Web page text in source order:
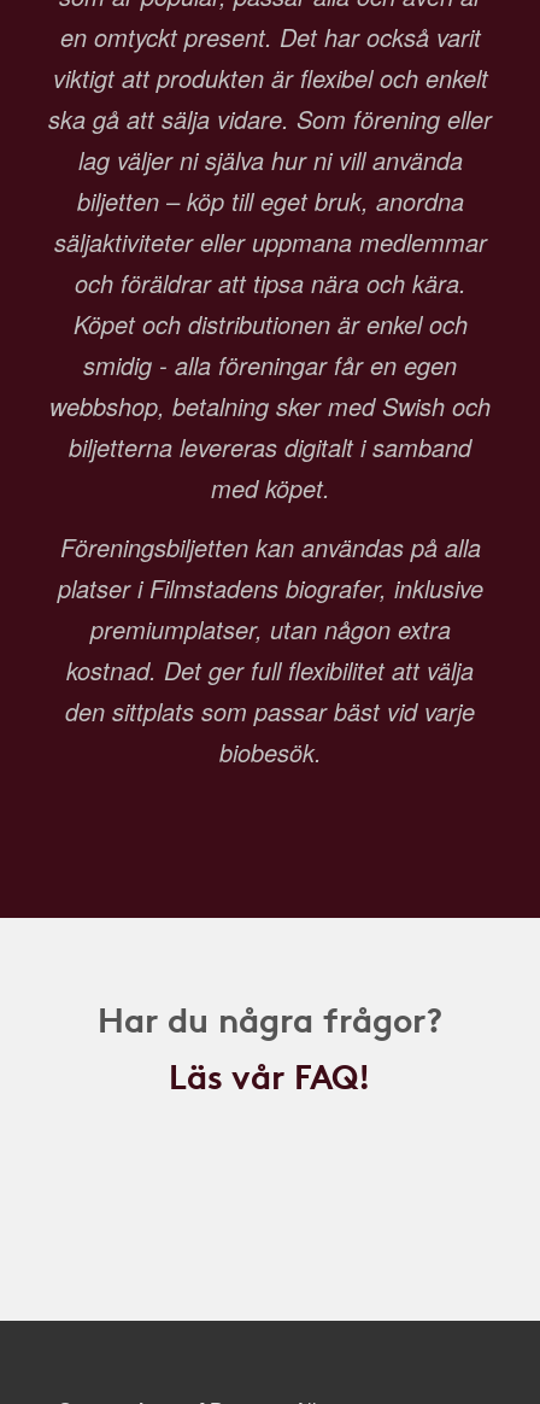
en omtyckt present. Det har också varit
viktigt att produkten är flexibel och enkelt
ska gå att sälja vidare. Som förening eller
lag väljer ni själva hur ni vill använda
biljetten – köp till eget bruk, anordna
säljaktiviteter eller uppmana medlemmar
och föräldrar att tipsa nära och kära.
Köpet och distributionen är enkel och
smidig - alla föreningar får en egen
webbshop, betalning sker med Swish och
biljetterna levereras digitalt i samband
med köpet.
Föreningsbiljetten kan användas på alla
platser i Filmstadens biografer, inklusive
premiumplatser, utan någon extra
kostnad. Det ger full flexibilitet att välja
den sittplats som passar bäst vid varje
biobesök.
Har du några frågor?
Läs vår FAQ!